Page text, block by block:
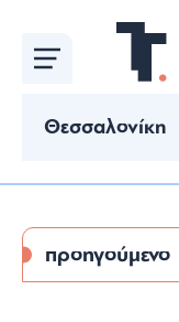
περιεχόμενο
Θεσσαλονίκη
Παιχνίδια
προηγούμενο